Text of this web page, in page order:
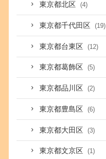
東京都北区 (4)
東京都千代田区 (19)
東京都台東区 (12)
東京都葛飾区 (5)
東京都品川区 (2)
東京都豊島区 (6)
東京都大田区 (3)
東京都文京区 (1)